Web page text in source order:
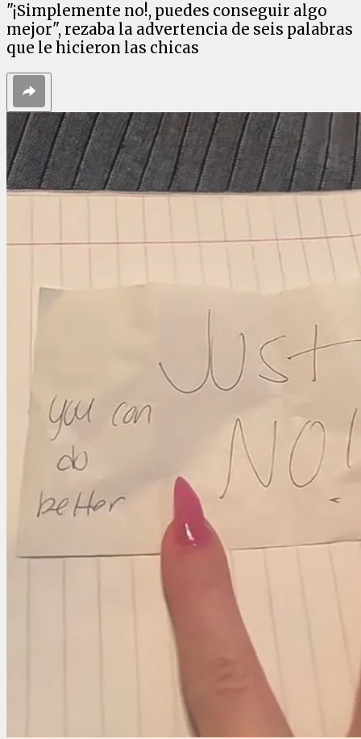
"¡Simplemente no!, puedes conseguir algo
mejor", rezaba la advertencia de seis palabras
que le hicieron las chicas